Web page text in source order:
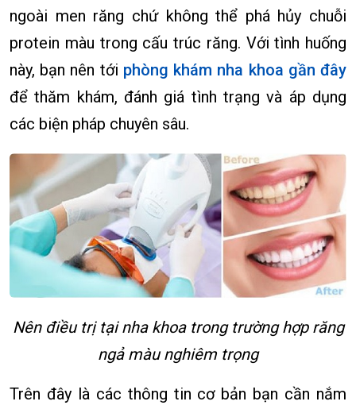
ngoài men răng chứ không thể phá hủy chuỗi
protein màu trong cấu trúc răng. Với tình huống
này, bạn nên tới phòng khám nha khoa gần đây
để thăm khám, đánh giá tình trạng và áp dụng
các biện pháp chuyên sâu.
Nên điều trị tại nha khoa trong trường hợp răng
ngả màu nghiêm trọng
Trên đây là các thông tin cơ bản bạn cần nắm